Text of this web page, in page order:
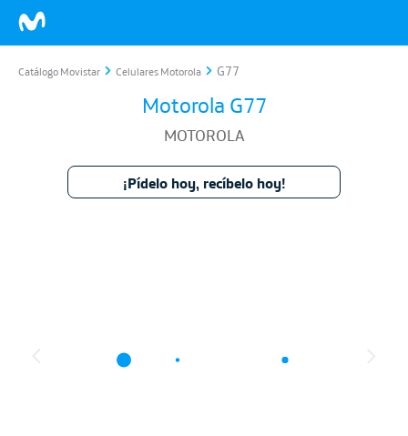
Catálogo Movistar Celulares Motorola G77
Motorola G77
MOTOROLA
¡Pídelo hoy, recíbelo hoy!